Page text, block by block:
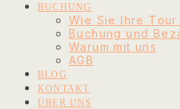
BUCHUNG
Wie Sie Ihre
Buchung und
Warum mit uns
AGB
BLOG
KONTAKT
ÜBER UNS